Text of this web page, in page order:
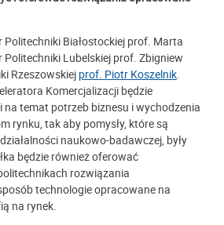
Białostockiej prof. Marta
Politechniki Lubelskiej prof. Zbigniew
Rzeszowskiej prof. Piotr Koszelnik.
Komercjalizacji będzie
temat potrzeb biznesu i wychodzenia
rynku, tak aby pomysły, które są
naukowo-badawczej, były
będzie również oferować
rozwiązania
technologie opracowane na
na rynek.